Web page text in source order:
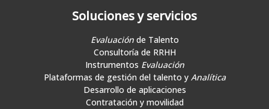
Soluciones y servicios
Evaluaciónde Talento
Consultoría de RRHH
Instrumentos Evaluación
Plataformas de gestión del talento y Analítica
Desarrollo de aplicaciones
Contratación y movilidad